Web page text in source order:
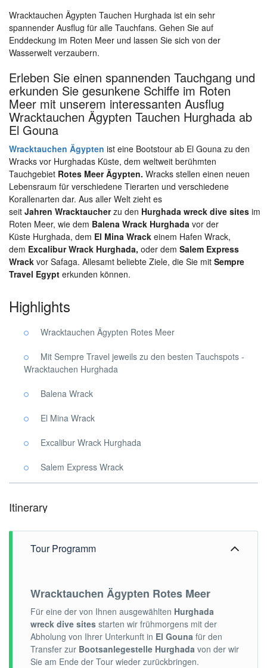
Wracktauchen Ägypten Tauchen Hurghada ist ein sehr
spannender Ausflug für alle Tauchfans. Gehen Sie auf
Enddeckung im Roten Meer und lassen Sie sich von der
Wasserwelt verzaubern.
Erleben Sie einen spannenden Tauchgang und
erkunden Sie gesunkene Schiffe im Roten
Meer mit unserem interessanten Ausflug
Wracktauchen Ägypten Tauchen Hurghada ab
El Gouna
Wracktauchen Ägypten ist eine Bootstour ab El Gouna zu den
Wracks vor Hurghadas Küste, dem weltweit berühmten
Tauchgebiet Rotes Meer Ägypten. Wracks stellen einen neuen
Lebensraum für verschiedene Tierarten und verschiedene
Korallenarten dar. Aus aller Welt zieht es
seit Jahren Wracktaucherzu den Hurghada wreck dive sites im
Roten Meer, wie dem Balena Wrack Hurghada vor der
Küste Hurghada, dem El Mina Wrack einem Hafen Wrack,
dem Excalibur Wrack Hurghada, oder dem Salem Express
Wrack vor Safaga. Allesamt beliebte Ziele, die Sie mit Sempre
Travel Egypt erkunden können.
Highlights
Wracktauchen Ägypten Rotes Meer
Mit Sempre Travel jeweils zu den besten Tauchspots -
Wracktauchen Hurghada
Balena Wrack
El Mina Wrack
Excalibur Wrack Hurghada
Salem Express Wrack
Itinerary
Tour Programm
Wracktauchen Ägypten Rotes Meer
Für eine der von Ihnen ausgewählten Hurghada
wreck dive sites starten wir frühmorgens mit der
Abholung von Ihrer Unterkunft in El Gouna für den
Transfer zur Bootsanlegestelle Hurghada von der wir
Sie am Ende der Tour wieder zurückbringen.